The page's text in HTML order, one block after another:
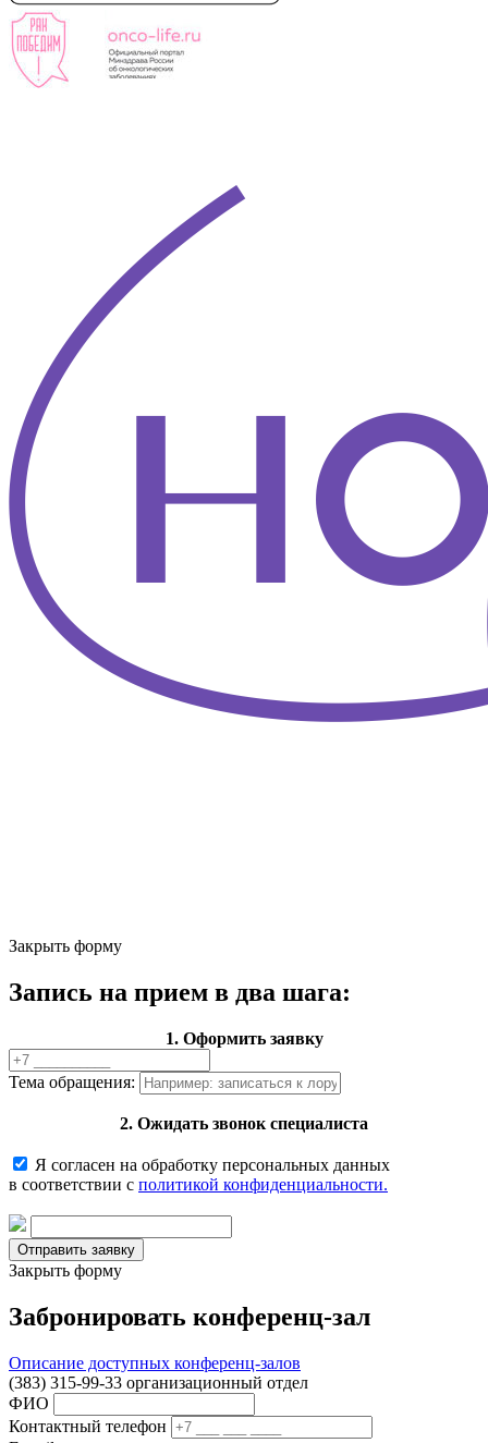
Закрыть форму
Запись на прием в два шага:
1. Оформить заявку
Тема обращения:
2. Ожидать звонок специалиста
Я согласен на обработку персональных данных
в соответствии с политикой конфиденциальности.
Закрыть форму
Забронировать конференц-зал
Описание доступных конференц-залов
(383) 315-99-33 организационный отдел
ФИО
Контактный телефон